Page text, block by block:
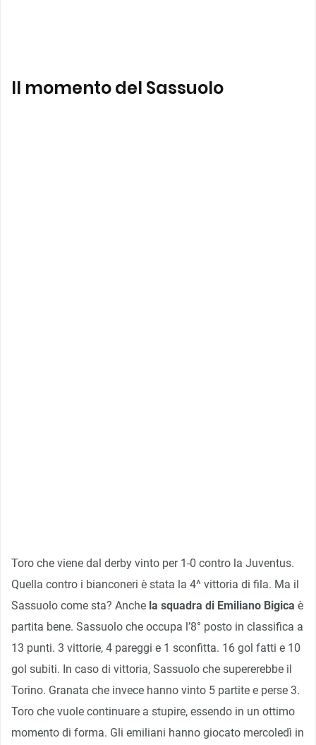
Il momento del Sassuolo
Toro che viene dal derby vinto per 1-0 contro la Juventus.
Quella contro i bianconeri è stata la 4^ vittoria di fila. Ma il
Sassuolo come sta? Anche la squadra di Emiliano Bigica è
partita bene. Sassuolo che occupa l’8° posto in classifica a
13 punti. 3 vittorie, 4 pareggi e 1 sconfitta. 16 gol fatti e 10
gol subiti. In caso di vittoria, Sassuolo che supererebbe il
Torino. Granata che invece hanno vinto 5 partite e perse 3.
Toro che vuole continuare a stupire, essendo in un ottimo
momento di forma. Gli emiliani hanno giocato mercoledì in